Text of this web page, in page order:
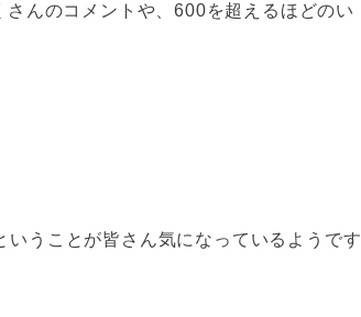
さんのコメントや、600を超えるほどのい
いうことが皆さん気になっているようです